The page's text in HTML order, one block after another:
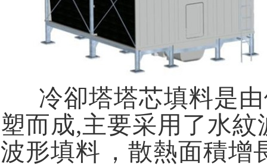
冷卻塔塔芯填料是
塑而成,主要采用了水紋波
波形填料，散熱面